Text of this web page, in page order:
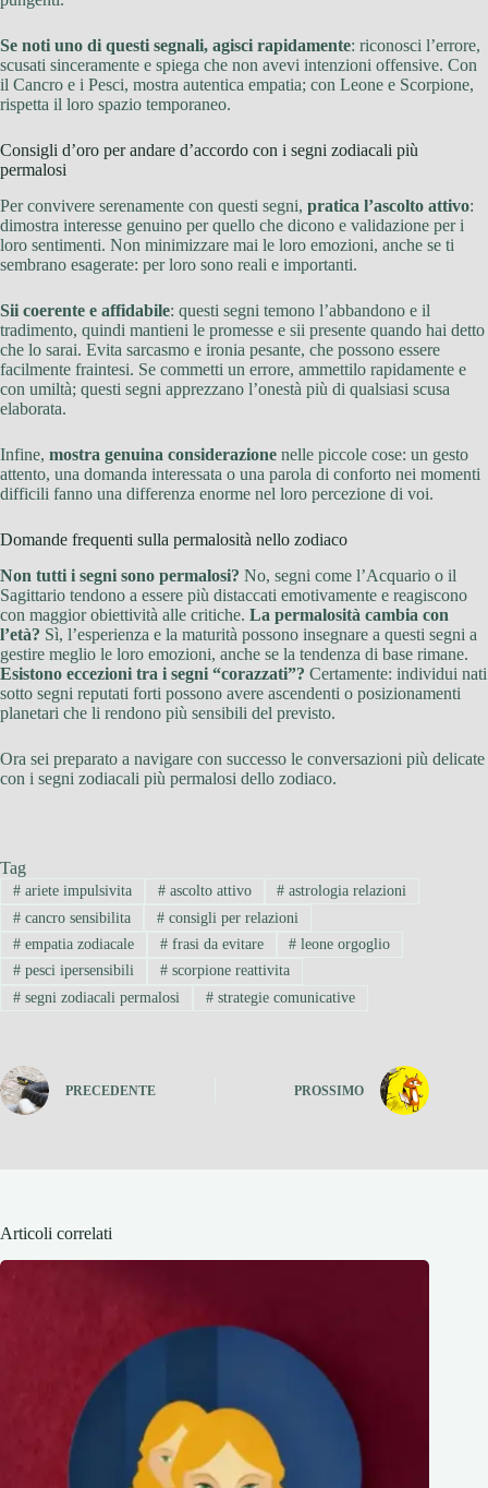
Se noti uno di questi segnali, agisci rapidamente: riconosci l’errore,
scusati sinceramente e spiega che non avevi intenzioni offensive. Con
il Cancro e i Pesci, mostra autentica empatia; con Leone e Scorpione,
rispetta il loro spazio temporaneo.
Consigli d’oro per andare d’accordo con i segni zodiacali più
permalosi
Per convivere serenamente con questi segni, pratica l’ascolto attivo:
dimostra interesse genuino per quello che dicono e validazione per i
loro sentimenti. Non minimizzare mai le loro emozioni, anche se ti
sembrano esagerate: per loro sono reali e importanti.
Sii coerente e affidabile: questi segni temono l’abbandono e il
tradimento, quindi mantieni le promesse e sii presente quando hai detto
che lo sarai. Evita sarcasmo e ironia pesante, che possono essere
facilmente fraintesi. Se commetti un errore, ammettilo rapidamente e
con umiltà; questi segni apprezzano l’onestà più di qualsiasi scusa
elaborata.
Infine, mostra genuina considerazione nelle piccole cose: un gesto
attento, una domanda interessata o una parola di conforto nei momenti
difficili fanno una differenza enorme nel loro percezione di voi.
Domande frequenti sulla permalosità nello zodiaco
Non tutti i segni sono permalosi? No, segni come l’Acquario o il
Sagittario tendono a essere più distaccati emotivamente e reagiscono
con maggior obiettività alle critiche. La permalosità cambia con
l’età? Sì, l’esperienza e la maturità possono insegnare a questi segni a
gestire meglio le loro emozioni, anche se la tendenza di base rimane.
Esistono eccezioni tra i segni “corazzati”? Certamente: individui nati
sotto segni reputati forti possono avere ascendenti o posizionamenti
planetari che li rendono più sensibili del previsto.
Ora sei preparato a navigare con successo le conversazioni più delicate
con i segni zodiacali più permalosi dello zodiaco.
Tag
#ariete impulsivita #ascolto attivo # astrologia relazioni
#cancro sensibilita #consigli per relazioni
#empatia zodiacale #frasi da evitare # leone orgoglio
#pesci ipersensibili #scorpione reattivita
#segni zodiacali permalosi #strategie comunicative
PRECEDENTE PROSSIMO
Articoli correlati